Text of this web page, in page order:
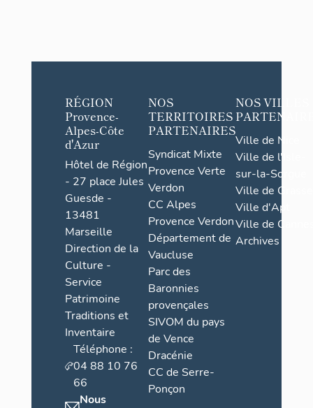
RÉGION
Provence-
Alpes-Côte
d'Azur
Hôtel de Région
- 27 place Jules
Guesde -
13481
Marseille
Direction de la
Culture -
Service
Patrimoine
Traditions et
Inventaire
Téléphone :
04 88 10 76
66
Nous
NOS
TERRITOIRES
PARTENAIRES
Syndicat Mixte
Provence Verte
Verdon
CC Alpes
Provence Verdon
Département de
Vaucluse
Parc des
Baronnies
provençales
SIVOM du pays
de Vence
Dracénie
CC de Serre-
Ponçon
NOS VILLES
Ville de Nice
Ville de l'Isle-
sur-la-Sorgue
Ville de Grasse
Ville d'Apt
Ville de
Archives